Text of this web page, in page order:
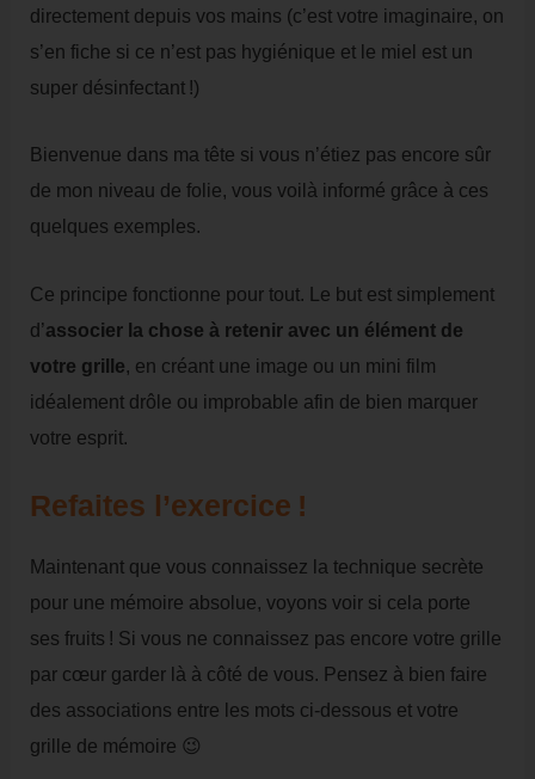
directement depuis vos mains (c’est votre imaginaire, on
s’en fiche si ce n’est pas hygiénique et le miel est un
super désinfectant !)
Bienvenue dans ma tête si vous n’étiez pas encore sûr
de mon niveau de folie, vous voilà informé grâce à ces
quelques exemples.
Ce principe fonctionne pour tout. Le but est simplement
d’associer la chose à retenir avec un élément de
votre grille , en créant une image ou un mini film
idéalement drôle ou improbable afin de bien marquer
votre esprit.
Refaites l’exercice !
Maintenant que vous connaissez la technique secrète
pour une mémoire absolue, voyons voir si cela porte
ses fruits ! Si vous ne connaissez pas encore votre grille
par cœur garder là à côté de vous. Pensez à bien faire
des associations entre les mots ci-dessous et votre
grille de mémoire 😉